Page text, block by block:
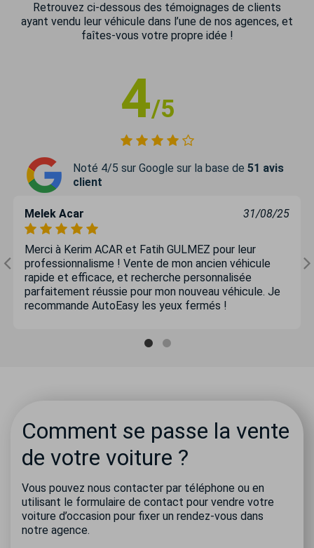
Retrouvez ci-dessous des témoignages de clients
ayant vendu leur véhicule dans l’une de nos agences, et
faîtes-vous votre propre idée !
4/5
Noté 4/5 sur Google sur la base de 51 avis
client
Melek Acar 31/08/25
Merci à Kerim ACAR et Fatih GULMEZ pour leur
professionnalisme ! Vente de mon ancien véhicule
rapide et efficace, et recherche personnalisée
parfaitement réussie pour mon nouveau véhicule. Je
recommande AutoEasy les yeux fermés !
Comment se passe la vente
de votre voiture ?
Vous pouvez nous contacter par téléphone ou en
utilisant le formulaire de contact pour vendre votre
voiture d’occasion pour fixer un rendez-vous dans
notre agence.